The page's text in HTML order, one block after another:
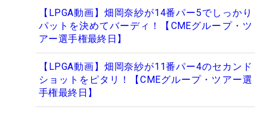
【LPGA動画】畑岡奈紗が14番パー5でしっかり
パットを決めてバーディ！【CMEグループ・ツ
アー選手権最終日】
【LPGA動画】畑岡奈紗が11番パー4のセカンド
ショットをピタリ！【CMEグループ・ツアー選
手権最終日】